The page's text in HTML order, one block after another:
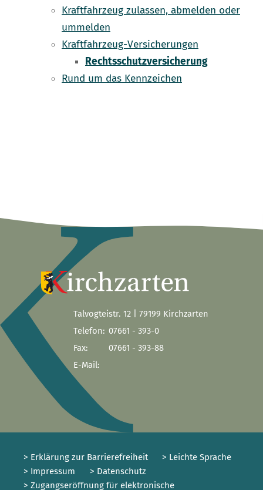
Kraftfahrzeug zulassen, abmelden oder
ummelden
Kraftfahrzeug-Versicherungen
Rechtsschutzversicherung
Rund um das Kennzeichen
Talvogteistr. 12 | 79199 Kirchzarten
Telefon: 07661 - 393-0
Fax:
07661 - 393-88
E-Mail:
> Erklärung zur Barrierefreiheit
> Leichte Sprache
> Impressum
> Datenschutz
> Zugangseröffnung für elektronische